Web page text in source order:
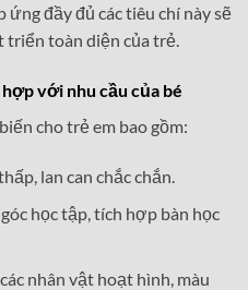
đầy đủ các tiêu chí này sẽ
triển toàn diện của trẻ.
với nhu cầu của bé
cho trẻ em bao gồm:
lan can chắc chắn.
học tập, tích hợp bàn học
nhân vật hoạt hình, màu